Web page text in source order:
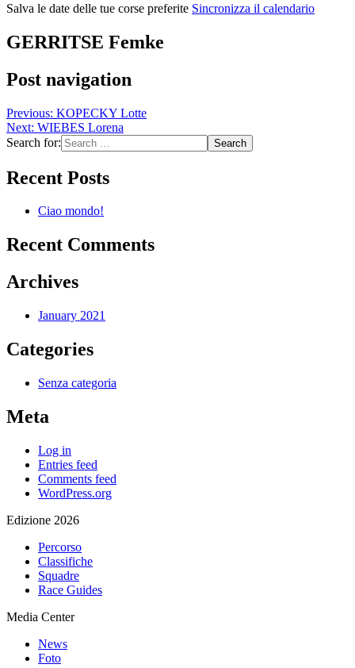
Salva le date delle tue corse preferite Sincronizza il calendario
GERRITSE Femke
Post navigation
Previous: KOPECKY Lotte
Next: WIEBES Lorena
Search for:
Recent Posts
Ciao mondo!
Recent Comments
Archives
January 2021
Categories
Senza categoria
Meta
Log in
Entries feed
Comments feed
WordPress.org
Edizione 2026
Percorso
Classifiche
Squadre
Race Guides
Media Center
News
Foto